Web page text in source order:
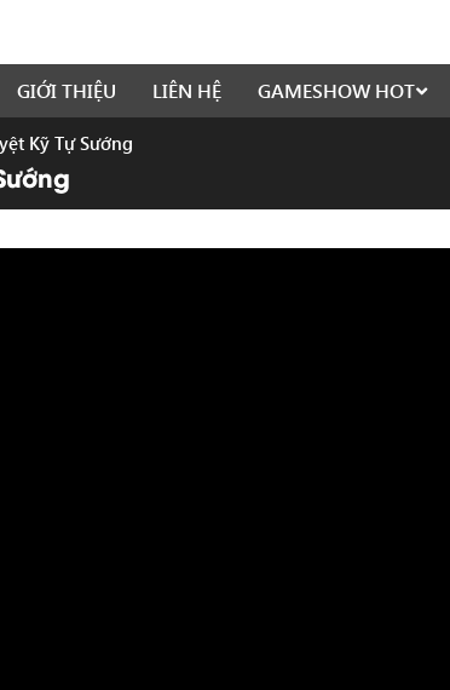
GIỚI THIỆU LIÊN HỆ GAMESHOW HOT
Kỹ Tự Sướng